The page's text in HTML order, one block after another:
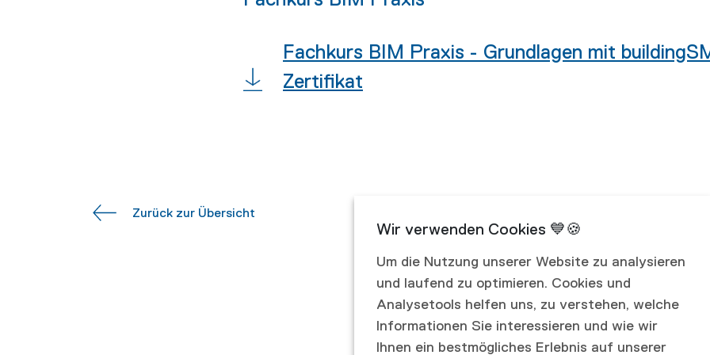
Fachkurs BIM Praxis - Grundlagen mit
Zertifikat
Zurück zur Übersicht
Um die Nutzung unserer Website zu analysieren
und laufend zu optimieren. Cookies und
Analysetools helfen uns, zu verstehen, welche
Informationen Sie interessieren und wie wir
Ihnen ein bestmögliches Erlebnis auf unserer